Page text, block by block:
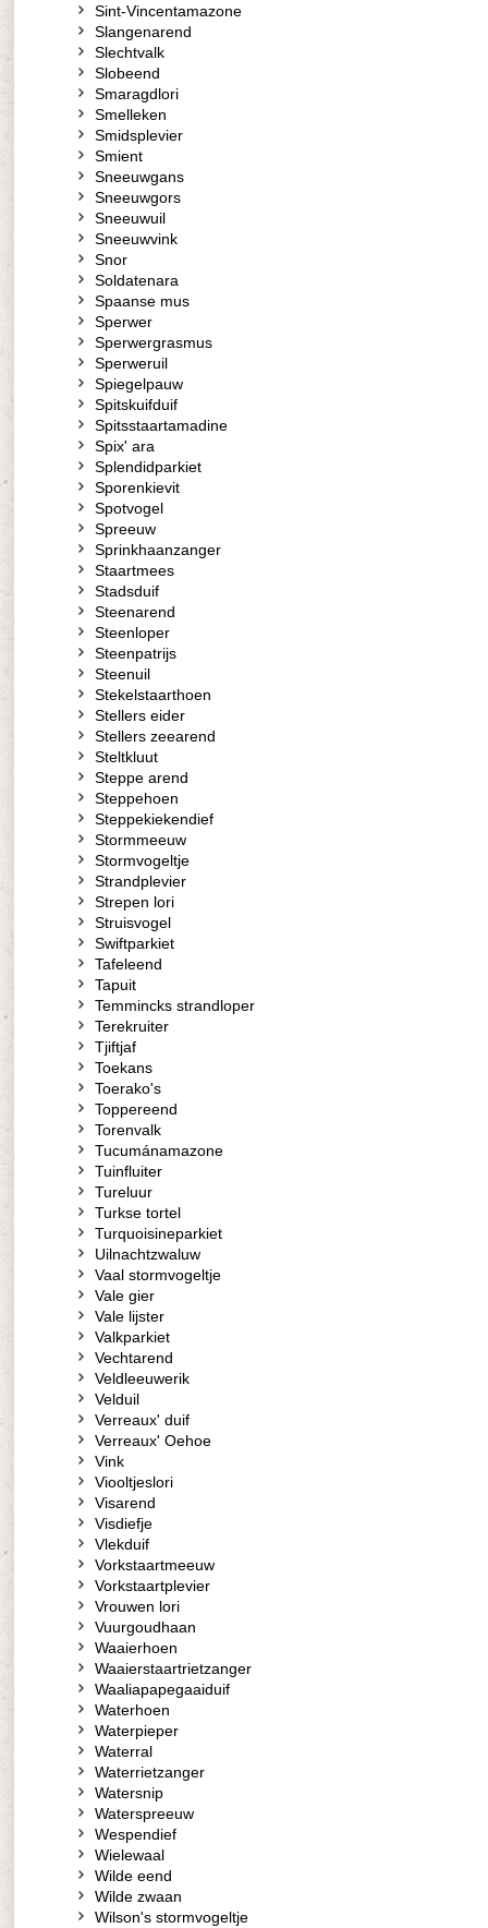
Sint-Vincentamazone
Slangenarend
Slechtvalk
Slobeend
Smaragdlori
Smelleken
Smidsplevier
Smient
Sneeuwgans
Sneeuwgors
Sneeuwuil
Sneeuwvink
Snor
Soldatenara
Spaanse mus
Sperwer
Sperwergrasmus
Sperweruil
Spiegelpauw
Spitskuifduif
Spitsstaartamadine
Spix' ara
Splendidparkiet
Sporenkievit
Spotvogel
Spreeuw
Sprinkhaanzanger
Staartmees
Stadsduif
Steenarend
Steenloper
Steenpatrijs
Steenuil
Stekelstaarthoen
Stellers eider
Stellers zeearend
Steltkluut
Steppe arend
Steppehoen
Steppekiekendief
Stormmeeuw
Stormvogeltje
Strandplevier
Strepen lori
Struisvogel
Swiftparkiet
Tafeleend
Tapuit
Temmincks strandloper
Terekruiter
Tjiftjaf
Toekans
Toerako's
Toppereend
Torenvalk
Tucumánamazone
Tuinfluiter
Tureluur
Turkse tortel
Turquoisineparkiet
Uilnachtzwaluw
Vaal stormvogeltje
Vale gier
Vale lijster
Valkparkiet
Vechtarend
Veldleeuwerik
Velduil
Verreaux' duif
Verreaux' Oehoe
Vink
Viooltjeslori
Visarend
Visdiefje
Vlekduif
Vorkstaartmeeuw
Vorkstaartplevier
Vrouwen lori
Vuurgoudhaan
Waaierhoen
Waaierstaartrietzanger
Waaliapapegaaiduif
Waterhoen
Waterpieper
Waterral
Waterrietzanger
Watersnip
Waterspreeuw
Wespendief
Wielewaal
Wilde eend
Wilde zwaan
Wilson's stormvogeltje